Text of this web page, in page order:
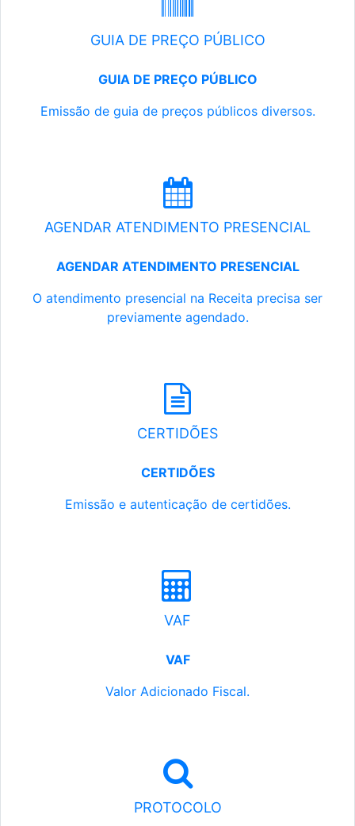
GUIA DE PREÇO PÚBLICO
GUIA DE PREÇO PÚBLICO
Emissão de guia de preços públicos diversos.
AGENDAR ATENDIMENTO PRESENCIAL
AGENDAR ATENDIMENTO PRESENCIAL
O atendimento presencial na Receita precisa ser
previamente agendado.
CERTIDÕES
CERTIDÕES
Emissão e autenticação de certidões.
VAF
VAF
Valor Adicionado Fiscal.
PROTOCOLO